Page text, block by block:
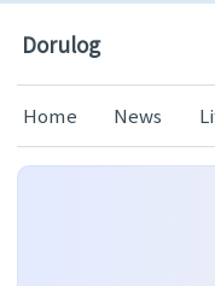
Dorulog
Home News